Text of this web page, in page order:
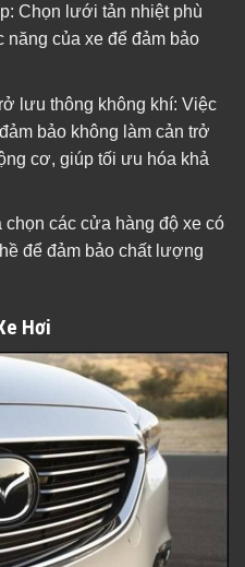
Chọn lưới tản nhiệt phù
của xe để đảm bảo
lưu thông không khí: Việc
bảo không làm cản trở
cơ, giúp tối ưu hóa khả
các cửa hàng độ xe có
để đảm bảo chất lượng
Hơi